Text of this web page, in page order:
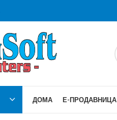
ДОМА Е-ПРОДАВНИЦА